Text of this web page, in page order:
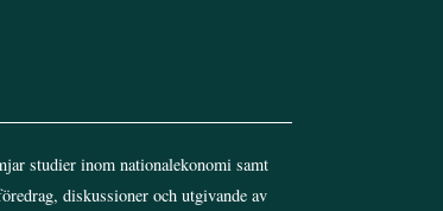
studier inom nationalekonomi samt
diskussioner och utgivande av